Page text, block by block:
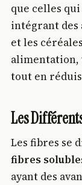
que celles
intégrant des
et les
alimentation,
tout en
Les
Les fibres se
fibres
ayant des